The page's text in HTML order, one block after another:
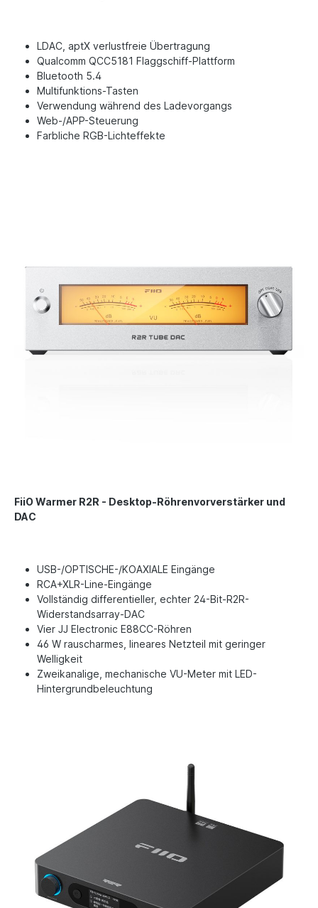
LDAC, aptX verlustfreie Übertragung
Qualcomm QCC5181 Flaggschiff-Plattform
Bluetooth 5.4
Multifunktions-Tasten
Verwendung während des Ladevorgangs
Web-/APP-Steuerung
Farbliche RGB-Lichteffekte
FiiO Warmer R2R - Desktop-Röhrenvorverstärker und
DAC
USB-/OPTISCHE-/KOAXIALE Eingänge
RCA+XLR-Line-Eingänge
Vollständig differentieller, echter 24-Bit-R2R-
Widerstandsarray-DAC
Vier JJ Electronic E88CC-Röhren
46 W rauscharmes, lineares Netzteil mit geringer
Welligkeit
Zweikanalige, mechanische VU-Meter mit LED-
Hintergrundbeleuchtung